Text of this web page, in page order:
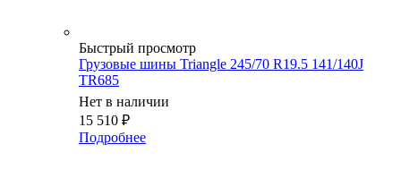
Быстрый просмотр
Грузовые шины Triangle 245/70 R19.5 141/140J
TR685
Нет в наличии
15 510 ₽
Подробнее